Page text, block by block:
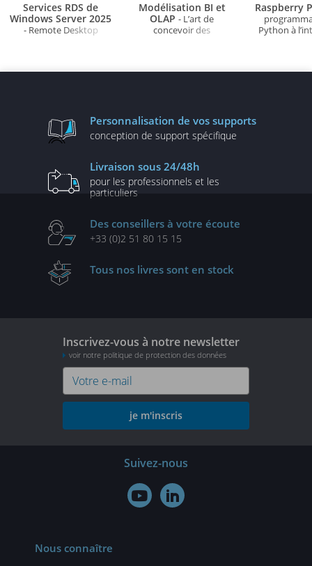
Services RDS de
Windows Server 2025
- Remote Desktop
Modélisation BI et
OLAP - L’art de
concevoir des
Raspberry
Python à
Personnalisation de vos supports
conception de support spécifique
Livraison sous 24/48h
pour les professionnels et les
particuliers
Des conseillers à votre écoute
+33 (0)2 51 80 15 15
Tous nos livres sont en stock
Inscrivez-vous à notre newsletter
voir notre politique de protection des données
je m'inscris
Suivez-nous
 
Nous connaître